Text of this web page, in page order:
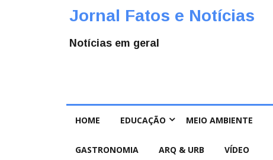
Jornal Fatos e Notícias
Notícias em geral
HOME EDUCAÇÃO MEIO AMBIENTE
GASTRONOMIA ARQ & URB VÍDEO